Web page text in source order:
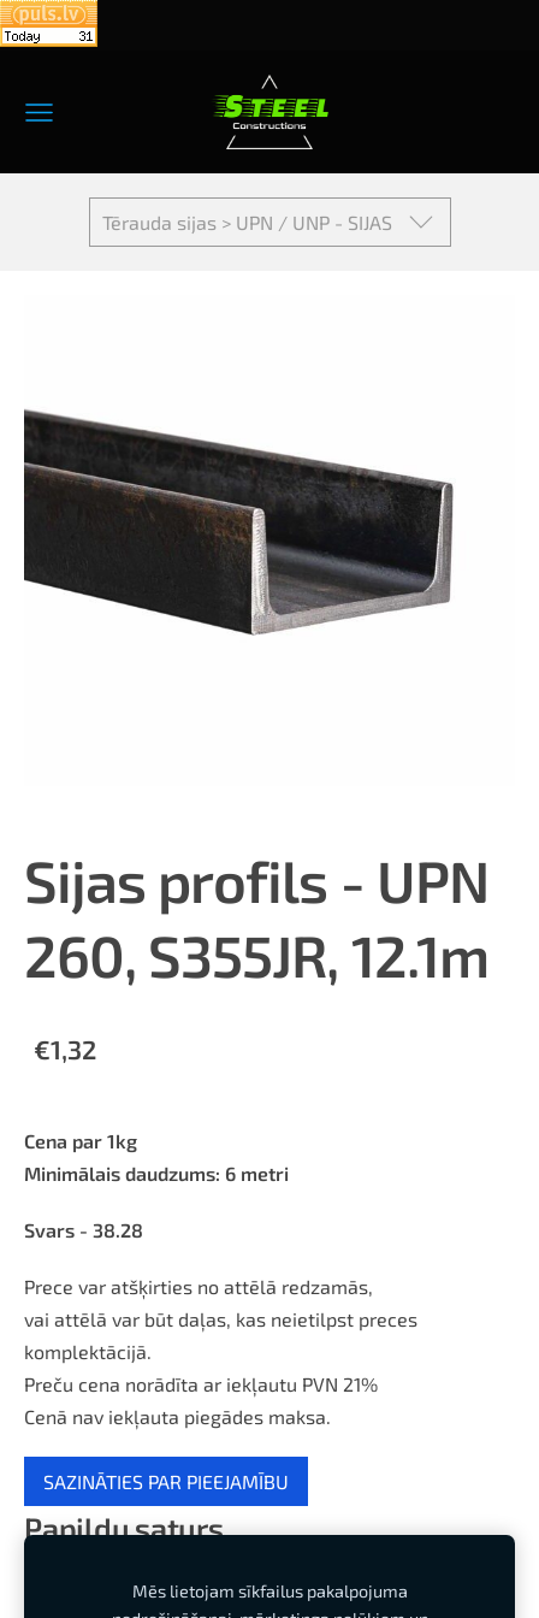
Tērauda sijas > UPN / UNP - SIJAS
Papildu saturs
Sijas profils - UPN
260, S355JR, 12.1m
€1,32
Cena par 1kg
Minimālais daudzums: 6 metri
Svars - 38.28
Prece var atšķirties no attēlā redzamās,
vai attēlā var būt daļas, kas neietilpst preces
komplektācijā.
Preču cena norādīta ar iekļautu PVN 21%
Cenā nav iekļauta piegādes maksa.
SAZINĀTIES PAR PIEEJAMĪBU
Mēs lietojam sīkfailus pakalpojuma